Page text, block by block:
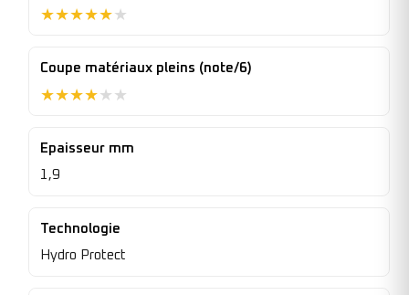
★★★★★★
Coupe matériaux pleins (note/6)
★★★★★ ★
Epaisseur mm
1,9
Technologie
Hydro Protect